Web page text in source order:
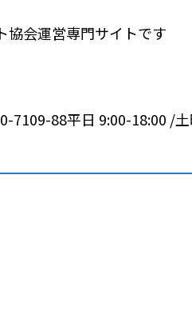
協会運営専門サイトです
7109-88平日 9:00-18:00 /